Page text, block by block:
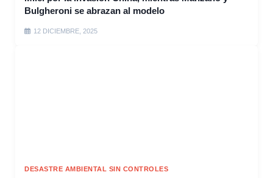
Bulgheroni se abrazan al modelo
12 DICIEMBRE, 2025
DESASTRE AMBIENTAL SIN CONTROLES